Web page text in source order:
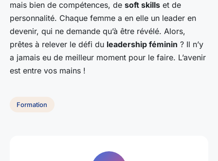
mais bien de compétences, de soft skills et de
personnalité. Chaque femme a en elle un leader en
devenir, qui ne demande qu’à être révélé. Alors,
prêtes à relever le défi du leadership féminin ? Il n’y
a jamais eu de meilleur moment pour le faire. L’avenir
est entre vos mains !
Formation